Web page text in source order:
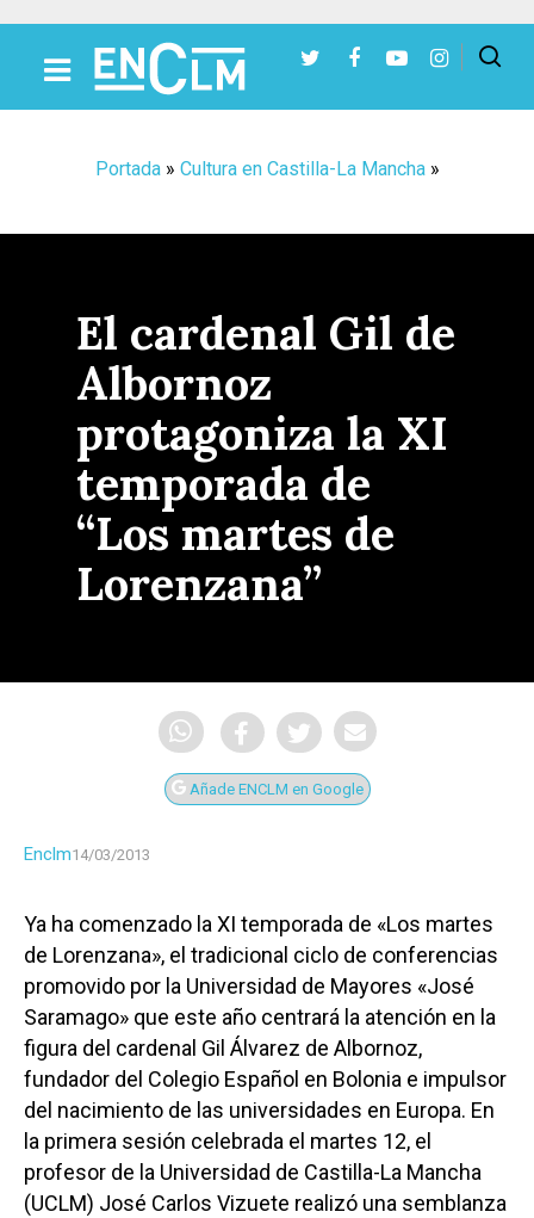
Portada» Cultura en Castilla-La Mancha»
El cardenal Gil de
Albornoz
protagoniza la XI
temporada de
“Los martes de
Lorenzana”
Añade ENCLM en Google
Enclm14/03/2013
Ya ha comenzado la XI temporada de «Los martes
de Lorenzana», el tradicional ciclo de conferencias
promovido por la Universidad de Mayores «José
Saramago» que este año centrará la atención en la
figura del cardenal Gil Álvarez de Albornoz,
fundador del Colegio Español en Bolonia e impulsor
del nacimiento de las universidades en Europa. En
la primera sesión celebrada el martes 12, el
profesor de la Universidad de Castilla-La Mancha
(UCLM) José Carlos Vizuete realizó una semblanza